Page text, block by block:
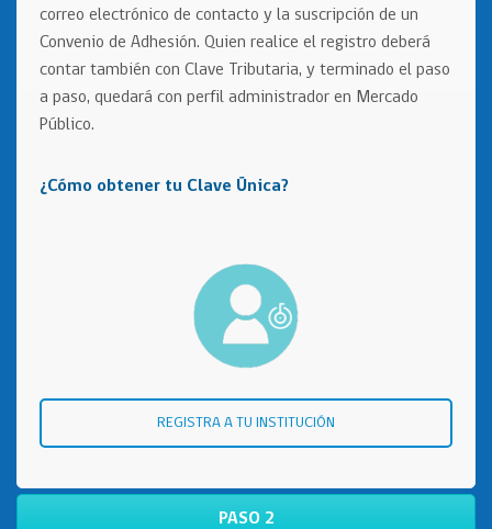
correo electrónico de contacto y la suscripción de un
Convenio de Adhesión. Quien realice el registro deberá
contar también con Clave Tributaria, y terminado el paso
a paso, quedará con perfil administrador en Mercado
Público.
¿Cómo obtener tu Clave Única?
REGISTRA A TU INSTITUCIÓN
PASO 2